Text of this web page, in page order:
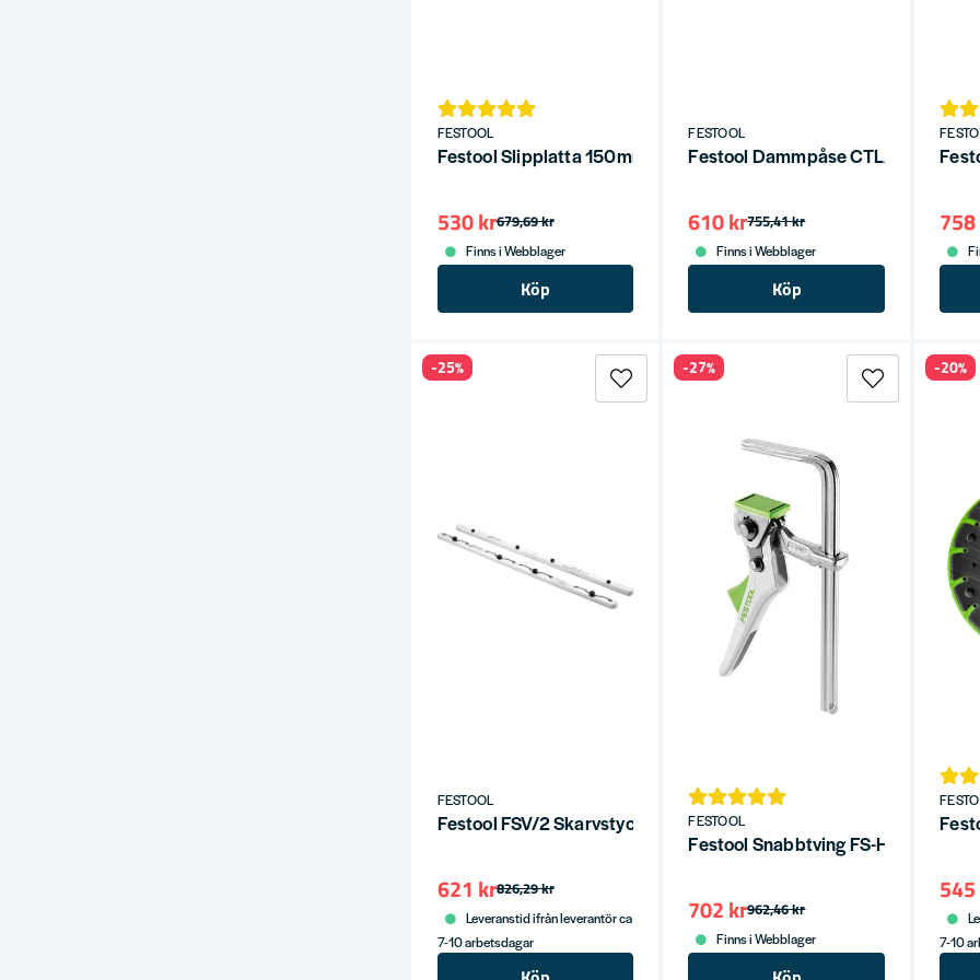
FESTOOL
Festool Slipplatta 150mm M8 (med skruvhål)
679,69 kr
530 kr
Finns i Webblager
Köp
FESTOOL
Festool Dammpåse CTL/CTM 26
755,41 kr
610 kr
Finns i Webblager
Köp
FESTOOL
Festool FSV/2 Skarvstycke 2-P
826,29 kr
621 kr
Leveranstid ifrån leverantör ca
7-10 arbetsdagar
-25%
FESTOOL
Festool Snabbtving FS-HZ 160
962,46 kr
702 kr
Finns i Webblager
-27%
7-10
-20%